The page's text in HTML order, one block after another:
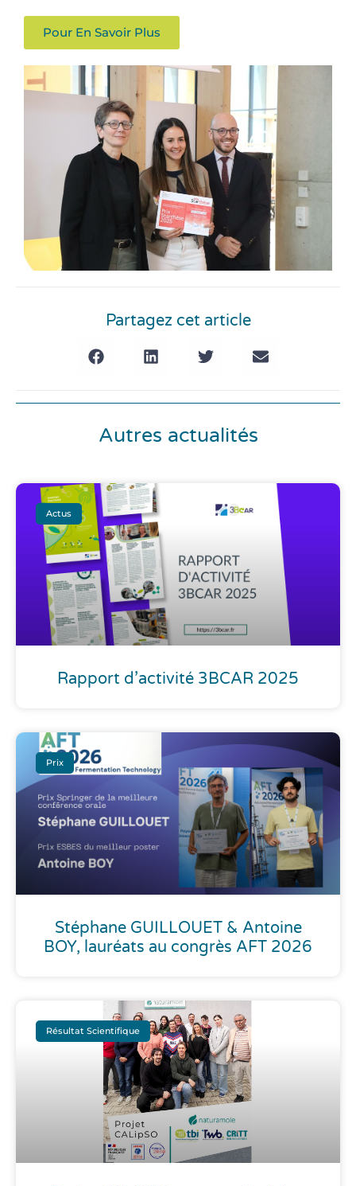
Pour En Savoir Plus
Partagez cet article
Autres actualités
Actus
Rapport d’activité 3BCAR 2025
Prix
Stéphane GUILLOUET & Antoine
BOY, lauréats au congrès AFT 2026
Résultat Scientifique